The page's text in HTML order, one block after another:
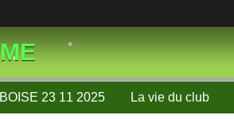
23 11 2025 La vie du club